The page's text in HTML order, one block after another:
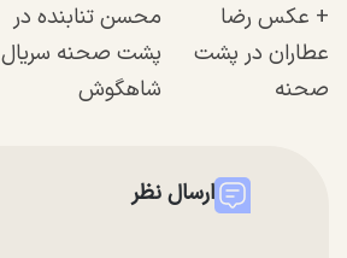
+ عکس رضا
عطاران در پشت
صحنه
محسن تنابنده در
پشت صحنه سریال
شاهگوش
ارسال نظر